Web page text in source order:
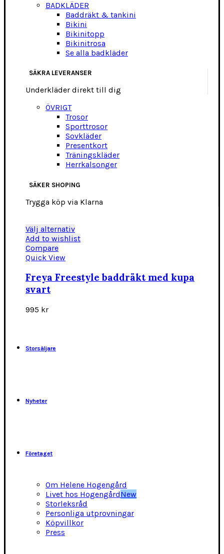
BADKLÄDER
Baddräkt & tankini
Bikini
Bikinitopp
Bikinitrosa
Se alla badkläder
SÄKRA LEVERANSER
Underkläder direkt till dig
ÖVRIGT
Trosor
Sporttrosor
Sovkläder
Presentkort
Träningskläder
Herrkalsonger
SÄKER SHOPING
Trygga köp via Klarna
Välj alternativDen
här
varianter.
Add to wishlist
Compare
Quick View
Freya Freestyle baddräkt med kupa
svart
995 kr
Storsäljare
Nyheter
Företaget
Om Helene Hogengård
Livet hos HogengårdNew
Storleksråd
Personliga utprovningar
Köpvillkor
Press